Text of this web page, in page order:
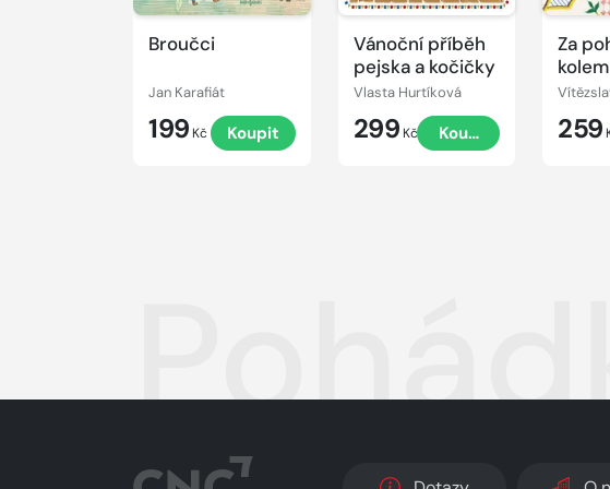
Broučci
Jan Karafiát
199 Kč Koupit
Vánoční příběh
pejska a kočičky
Vlasta Hurtíková
299 Kč Koupit
Za
259